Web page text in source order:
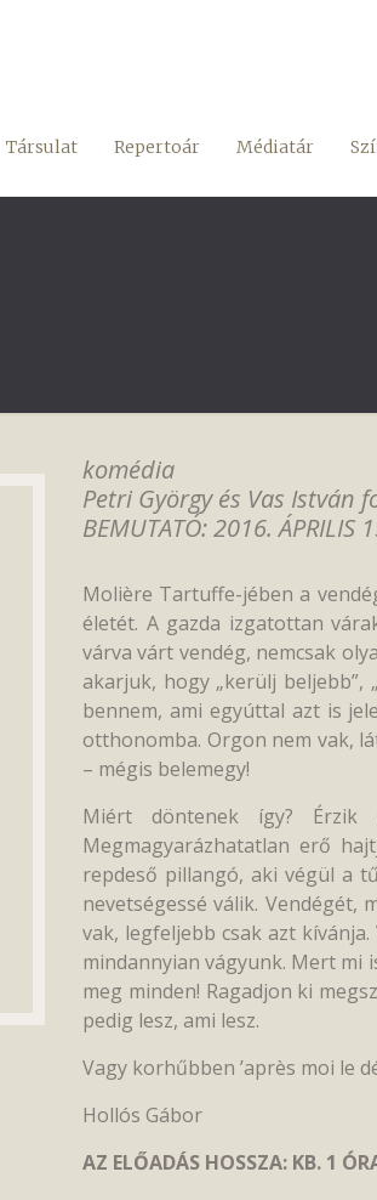
Társulat Repertoár Médiatár
komédia
Petri György és Vas István
BEMUTATÓ: 2016. ÁPRILIS
Molière Tartuffe-jében a
életét. A gazda izgatottan
várva várt vendég, nemcsak
akarjuk, hogy „kerülj beljebb”,
bennem, ami egyúttal azt is
otthonomba. Orgon nem vak,
– mégis belemegy!
Miért döntenek így? Érzik
Megmagyarázhatatlan erő
repdeső pillangó, aki végül a
nevetségessé válik. Vendégét,
vak, legfeljebb csak azt
mindannyian vágyunk. Mert mi
meg minden! Ragadjon ki
pedig lesz, ami lesz.
Vagy korhűbben ’après moi le
Hollós Gábor
AZ ELŐADÁS HOSSZA: KB. 1